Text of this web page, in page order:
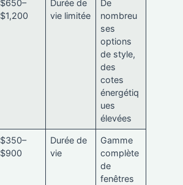
$650–
$1,200
Durée de
vie limitée
De
nombreu
ses
options
de style,
des
cotes
énergétiq
ues
élevées
$350–
$900
Durée de
vie
Gamme
complète
de
fenêtres